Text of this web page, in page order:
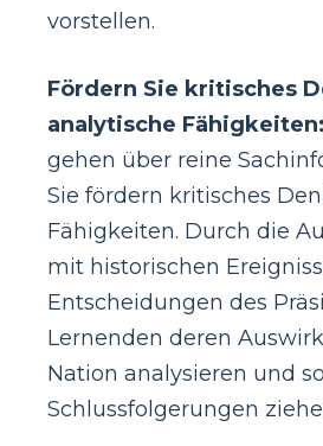
vorstellen.
Fördern Sie kritisches
analytische Fähigkeiten:
gehen über reine
Sie fördern kritisches
Fähigkeiten. Durch die
mit historischen
Entscheidungen des
Lernenden deren
Nation analysieren und
Schlussfolgerungen